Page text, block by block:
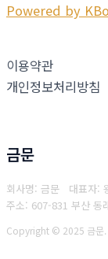
Powered by
이용약관
개인정보처리방침
금문
회사명: 금문 대표자:
주소: 607-831 부산 동
Copyright © 2025 금문.